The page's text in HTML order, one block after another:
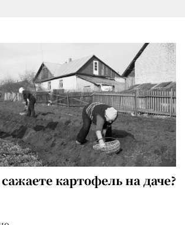
картофель на даче?